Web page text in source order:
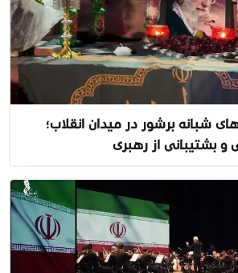
شبانه پرشور در میدان انقلاب؛
و پشتیبانی از رهبری